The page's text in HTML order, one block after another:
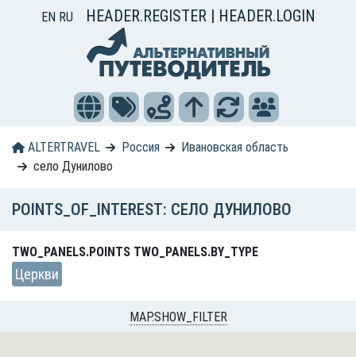
EN RU HEADER.REGISTER | HEADER.LOGIN
ALTERTRAVEL Россия
Ивановская область
село Дунилово
POINTS_OF_INTEREST: СЕЛО ДУНИЛОВО
TWO_PANELS.POINTS TWO_PANELS.BY_TYPE
Церкви
MAP.SHOW_FILTER